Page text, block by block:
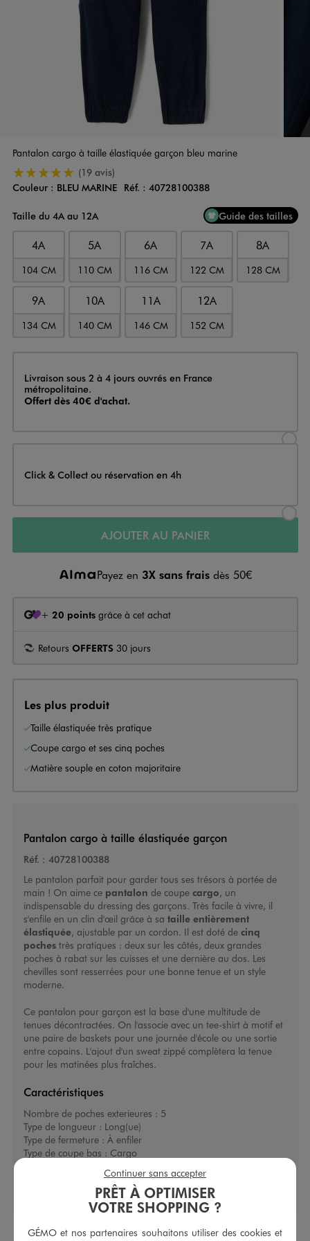
Pantalon cargo à taille élastiquée garçon bleu marine
5/5 de moyenne(19 avis)
Couleur
Couleur : BLEU MARINE Réf. : 40728100388
Taille du 4A au 12A
Guide des tailles
4A
104 CM
5A
110 CM
6A
116 CM
7A
122 CM
8A
128 CM
9A
134 CM
10A
140 CM
11A
146 CM
12A
152 CM
Livraison
Livraison sous 2 à 4 jours ouvrés en France
métropolitaine.
Offert dès 40€ d'achat.
Click & Collect ou réservation en 4h
AJOUTER AU PANIER
Payez en 3X sans frais dès 50€
+ 20 points grâce à cet achat
Retours OFFERTS 30 jours
Les plus produit
Taille élastiquée très pratique
Coupe cargo et ses cinq poches
Matière souple en coton majoritaire
Pantalon cargo à taille élastiquée garçon
Réf. : 40728100388
Le pantalon parfait pour garder tous ses trésors à portée de
main ! On aime ce pantalon de coupe cargo, un
indispensable du dressing des garçons. Très facile à vivre, il
s'enfile en un clin d'œil grâce à sa taille entièrement
élastiquée, ajustable par un cordon. Il est doté de cinq
pochestrès pratiques : deux sur les côtés, deux grandes
poches à rabat sur les cuisses et une dernière au dos. Les
chevilles sont resserrées pour une bonne tenue et un style
moderne.
Ce pantalon pour garçon est la base d'une multitude de
tenues décontractées. On l'associe avec un tee-shirt à motif et
une paire de baskets pour une journée d'école ou une sortie
entre copains. L'ajout d'un sweat zippé complètera la tenue
pour les matinées plus fraîches.
Caractéristiques
Nombre de poches exterieures : 5
Type de longueur : Long(ue)
Type de fermeture : À enfiler
Type de coupe bas : Cargo
PRÊT À OPTIMISER
VOTRE SHOPPING ?
GÉMO et nos partenaires souhaitons utiliser des cookies et
Continuer sans accepter